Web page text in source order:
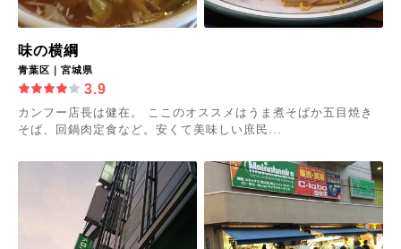
味の横綱
青葉区｜宮城県
3.9
カンフー店長は健在。 ここのオススメはうま煮そばか五目焼き
そば、回鍋肉定食など。安くて美味しい庶民...